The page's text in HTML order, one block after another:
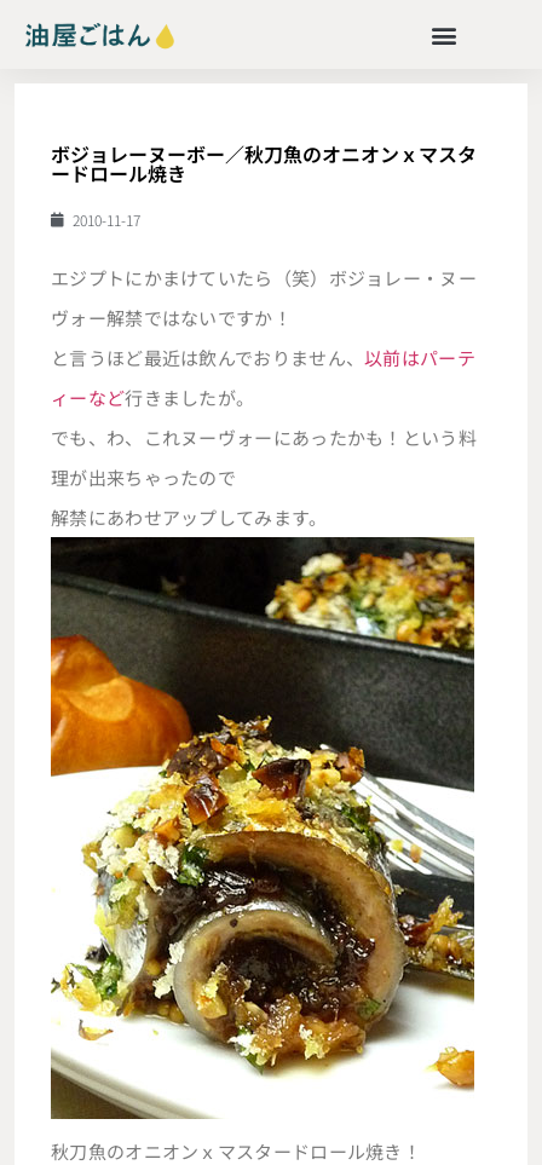
ボジョレーヌーボー／秋刀魚のオニオンｘマスタ
ードロール焼き
2010-11-17
エジプトにかまけていたら（笑）ボジョレー・ヌー
ヴォー解禁ではないですか！
と言うほど最近は飲んでおりません、以前はパーテ
ィーなど行きましたが。
でも、わ、これヌーヴォーにあったかも！という料
理が出来ちゃったので
解禁にあわせアップしてみます。
秋刀魚のオニオンｘマスタードロール焼き！